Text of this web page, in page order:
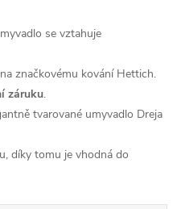
se vztahuje
značkovému kování Hettich.
záruku.
tvarované umyvadlo Dreja
díky tomu je vhodná do